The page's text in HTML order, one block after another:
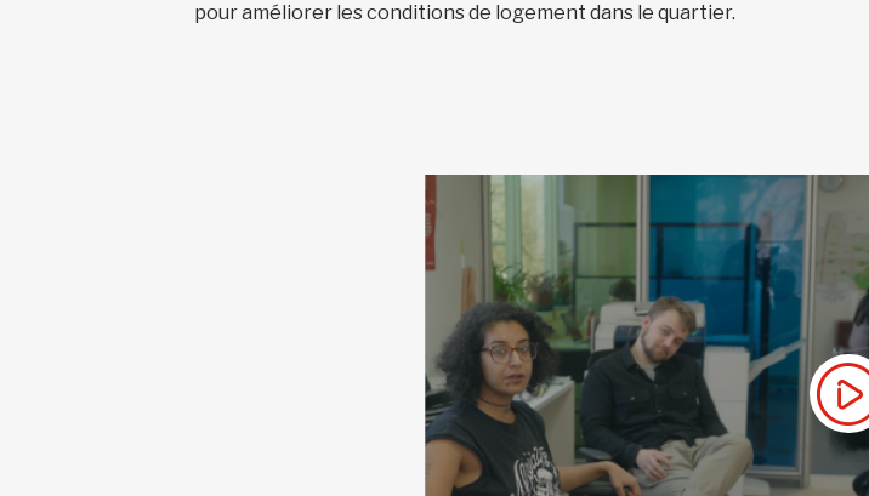
pour améliorer les conditions de logement dans le quartier.